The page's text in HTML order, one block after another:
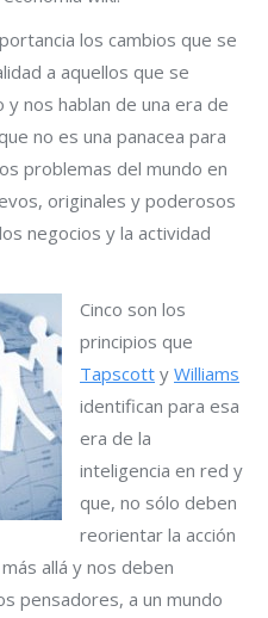
los cambios que se
a aquellos que se
nos hablan de una era de
no es una panacea para
problemas del mundo en
originales y poderosos
negocios y la actividad
Cinco son los
principios que
Tapscott y Williams
identifican para esa
era de la
inteligencia en red y
que, no sólo deben
reorientar la acción
allá y nos deben
pensadores, a un mundo